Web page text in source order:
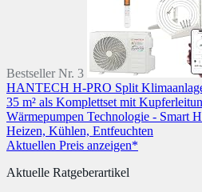
Bestseller Nr. 3
HANTECH H-PRO Split
35 m² als Komplettset mit
Wärmepumpen Technologie - Smart
Heizen, Kühlen, Entfeuchten
Aktuellen Preis anzeigen*
Aktuelle Ratgeberartikel